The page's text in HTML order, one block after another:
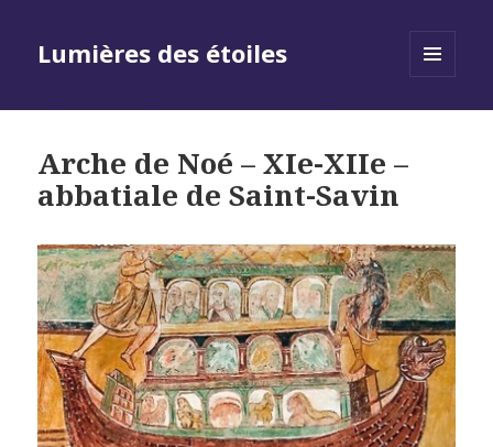
Lumières des étoiles
Arche de Noé – XIe-XIIe –
abbatiale de Saint-Savin